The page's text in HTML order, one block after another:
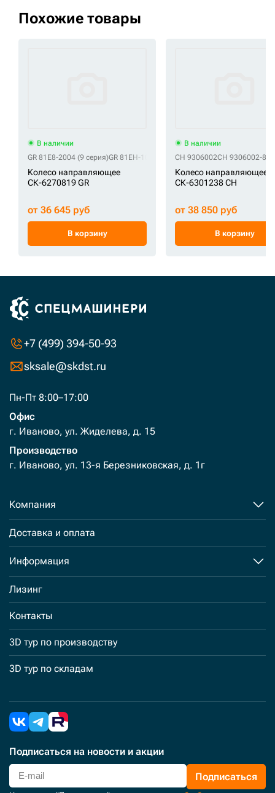
Похожие товары
В наличии
GR 81E8-2004 (9 серия)GR 81EH-10050 GR 81EH-10050 (9 серия)
Колесо направляющее
СК-6270819 GR
от 36 645 руб
В корзину
В наличии
CH 9306002CH 9306002-8
Колесо направляющее
СК-6301238 CH
от 38 850 руб
В корзину
+7 (499) 394-50-93
sksale@skdst.ru
Пн-Пт 8:00–17:00
Офис
г. Иваново, ул. Жиделева, д. 15
Производство
г. Иваново, ул. 13-я Березниковская, д. 1г
Компания
Доставка и оплата
Информация
Лизинг
Контакты
3D тур по производству
3D тур по складам
Подписаться на новости и акции
Подписаться